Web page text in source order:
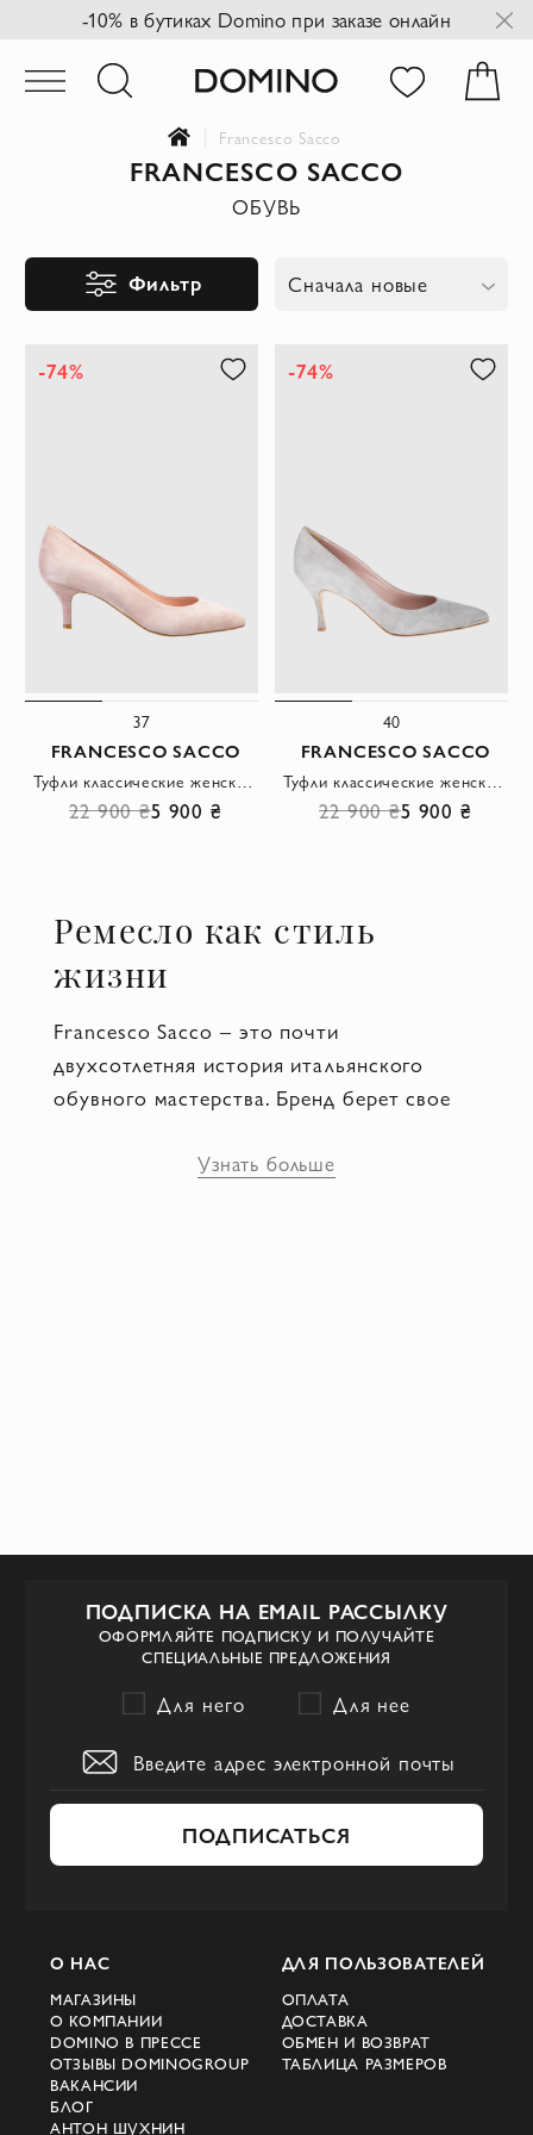
-10% в бутиках Domino при заказе онлайн
Francesco Sacco
FRANCESCO SACCO
ОБУВЬ
Фильтр Сначала новые
-74%
37
FRANCESCO SACCO
Туфли классические женские бежевые замшевые
22 900 ₴5 900 ₴
-74%
40
FRANCESCO SACCO
Туфли классические женские серые замшевые
22 900 ₴5 900 ₴
Ремесло как стиль
жизни
Francesco Sacco – это почти
двухсотлетняя история итальянского
обувного мастерства. Бренд берет свое
году в городе Неаполь сапожником с
продуманной конструкции и тонкой
Francesco Sacco и
модная среда
заключается в том, что каждая пара
обуви превращается в произведение
искусства. В основе лежит убеждение, что
женские туфли должны не просто
ощущение уверенности с первого шага.
Бренд не подчиняется кратковременным
модным веяниям, а задает собственный
ритм, в котором классика и современные
акценты сливаются в гармоничный
Узнать больше
ПОДПИСКА НА EMAIL РАССЫЛКУ
ОФОРМЛЯЙТЕ ПОДПИСКУ И ПОЛУЧАЙТЕ
СПЕЦИАЛЬНЫЕ ПРЕДЛОЖЕНИЯ
Для него Для нее
ПОДПИСАТЬСЯ
О НАС
МАГАЗИНЫ
О КОМПАНИИ
DOMINO В ПРЕССЕ
ОТЗЫВЫ DOMINOGROUP
ВАКАНСИИ
БЛОГ
АНТОН ШУХНИН
ДЛЯ ПОЛЬЗОВАТЕЛЕЙ
ОПЛАТА
ДОСТАВКА
ОБМЕН И ВОЗВРАТ
ТАБЛИЦА РАЗМЕРОВ